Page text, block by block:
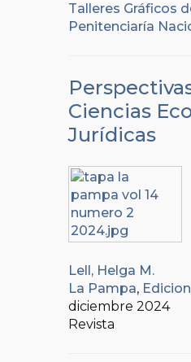
Talleres Gráficos
Penitenciaría
Ciencias
Jurídicas
Lell, Helga M.
La Pampa,
diciembre 2024
Revista